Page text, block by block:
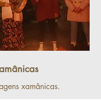
xamânicas.